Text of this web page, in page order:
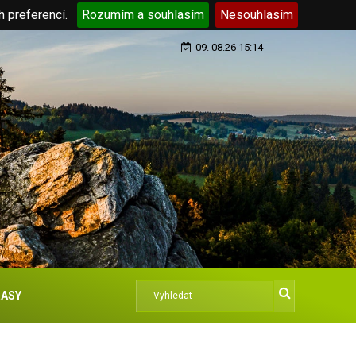
preferencí. Rozumím a souhlasím Nesouhlasím
09. 08.26 15:14